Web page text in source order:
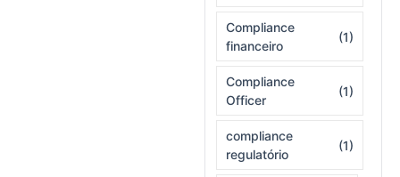
Compliance
financeiro
(1)
Compliance
Officer
(1)
compliance
regulatório
(1)